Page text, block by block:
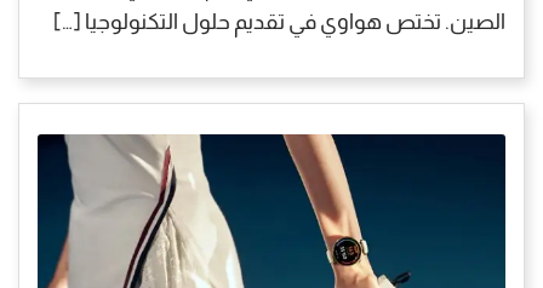
الصين. تختص هواوي في تقديم حلول التكنولوجيا […]